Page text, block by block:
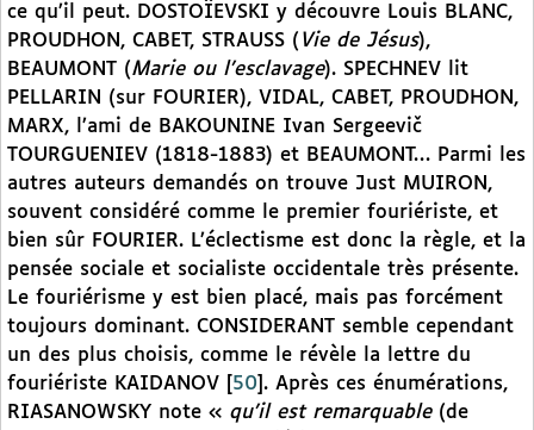
ce qu’il peut. DOSTOÏEVSKI y découvre Louis BLANC,
PROUDHON, CABET, STRAUSS ( Vie de Jésus),
BEAUMONT (Marie ou l’esclavage). SPECHNEV lit
PELLARIN (sur FOURIER), VIDAL, CABET, PROUDHON,
MARX, l’ami de BAKOUNINE Ivan Sergeevič
TOURGUENIEV (1818-1883) et BEAUMONT… Parmi les
autres auteurs demandés on trouve Just MUIRON,
souvent considéré comme le premier fouriériste, et
bien sûr FOURIER. L’éclectisme est donc la règle, et la
pensée sociale et socialiste occidentale très présente.
Le fouriérisme y est bien placé, mais pas forcément
toujours dominant. CONSIDERANT semble cependant
un des plus choisis, comme le révèle la lettre du
fouriériste KAIDANOV
50 . Après ces énumérations,
RIASANOWSKY note « qu’il est remarquable (de